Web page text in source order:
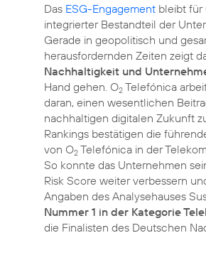
Das ESG-Engagement bleibt für
integrierter Bestandteil der
Gerade in geopolitisch und
herausfordernden Zeiten zeigt
Nachhaltigkeit und
Hand gehen. O2 Telefónica
daran, einen wesentlichen
nachhaltigen digitalen Zukunft
Rankings bestätigen die
von O2 Telefónica in der
So konnte das Unternehmen
Risk Score weiter verbessern
Angaben des Analysehauses
Nummer 1 in der Kategorie
die Finalisten des Deutschen